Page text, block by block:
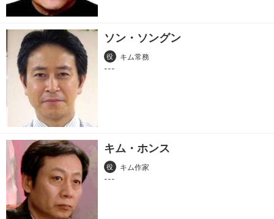
ソン・ソングン
役 キム常務
キム・ホンス
役 キム作家